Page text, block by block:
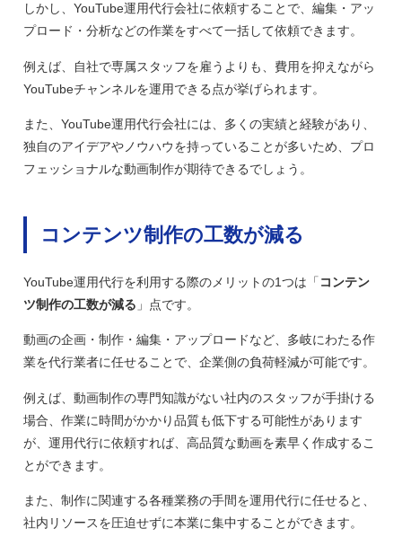
しかし、YouTube運用代行会社に依頼することで、編集・アッ
プロード・分析などの作業をすべて一括して依頼できます。
例えば、自社で専属スタッフを雇うよりも、費用を抑えながら
YouTubeチャンネルを運用できる点が挙げられます。
また、YouTube運用代行会社には、多くの実績と経験があり、
独自のアイデアやノウハウを持っていることが多いため、プロ
フェッショナルな動画制作が期待できるでしょう。
コンテンツ制作の工数が減る
YouTube運用代行を利用する際のメリットの1つは「 コンテン
ツ制作の工数が減る 」点です。
動画の企画・制作・編集・アップロードなど、多岐にわたる作
業を代行業者に任せることで、企業側の負荷軽減が可能です。
例えば、動画制作の専門知識がない社内のスタッフが手掛ける
場合、作業に時間がかかり品質も低下する可能性があります
が、運用代行に依頼すれば、高品質な動画を素早く作成するこ
とができます。
また、制作に関連する各種業務の手間を運用代行に任せると、
社内リソースを圧迫せずに本業に集中することができます。